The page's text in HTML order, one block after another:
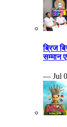
ब्रिज
सम्मान
— Jul